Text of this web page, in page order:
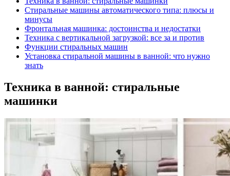
Стиральные машины автоматического типа: плюсы и
минусы
Фронтальная машинка: достоинства и недостатки
Техника с вертикальной загрузкой: все за и против
Функции стиральных машин
Установка стиральной машины в ванной: что нужно
знать
Техника в ванной: стиральные
машинки